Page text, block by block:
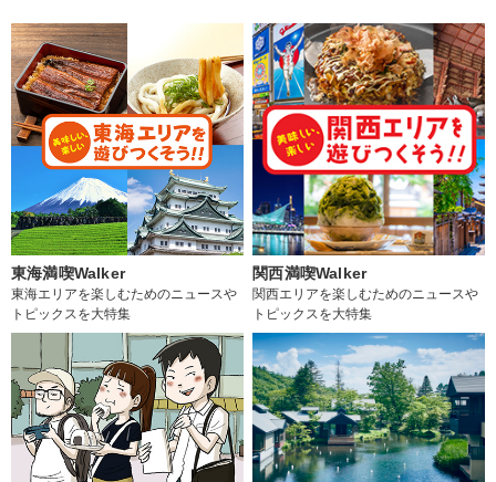
東海満喫Walker
東海エリアを楽しむためのニュースや
トピックスを大特集
関西満喫Walker
関西エリアを楽しむためのニュースや
トピックスを大特集